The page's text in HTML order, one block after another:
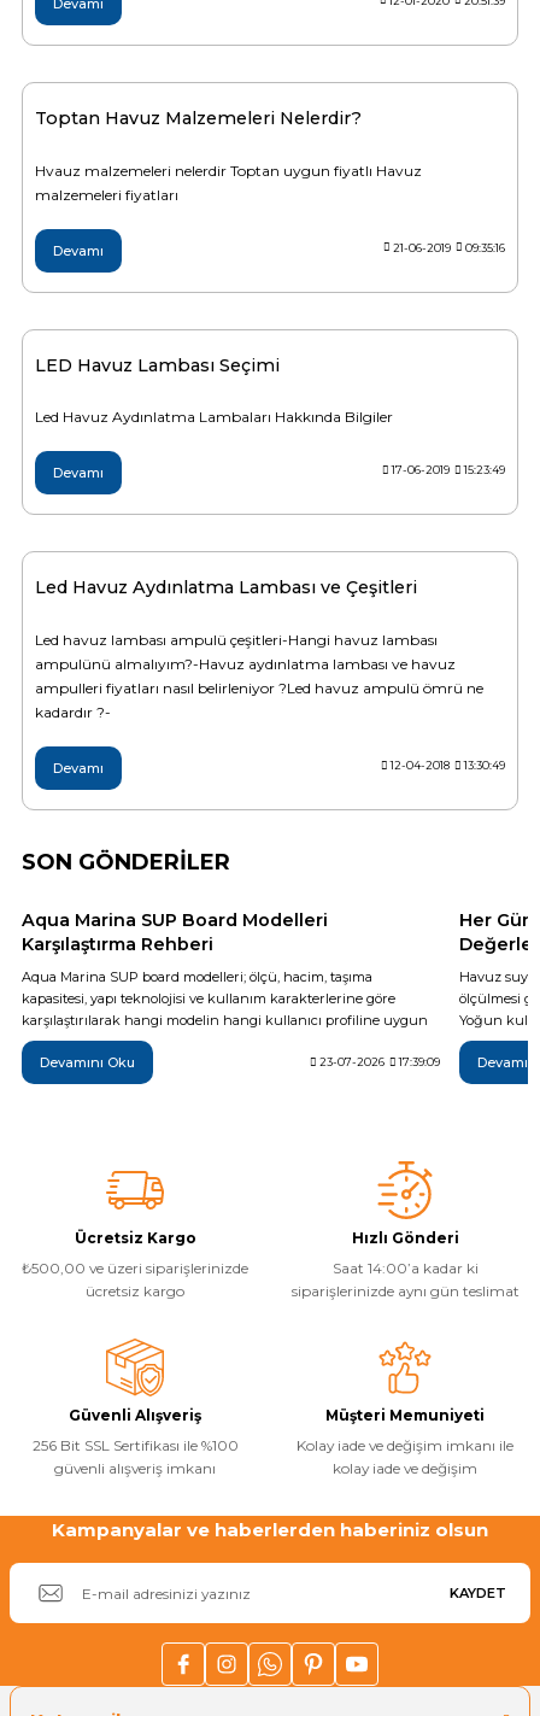
Havuz Pompa
Havuz
Jakuzi Sauna
Toptan Havuz Malzemeleri Nelerdir?
Hvauz malzemeleri nelerdir Toptan uygun fiyatlı Havuz
malzemeleri fiyatları
Devamı 21-06-2019 09:35:16
LED Havuz Lambası Seçimi
Led Havuz Aydınlatma Lambaları Hakkında Bilgiler
Devamı 17-06-2019 15:23:49
Led Havuz Aydınlatma Lambası ve Çeşitleri
Led havuz lambası ampulü çeşitleri-Hangi havuz lambası
ampulünü almalıyım?-Havuz aydınlatma lambası ve havuz
ampulleri fiyatları nasıl belirleniyor ?Led havuz ampulü ömrü ne
kadardır ?-
Devamı 12-04-2018 13:30:49
SON GÖNDERİLER
Aqua Marina SUP Board Modelleri
Karşılaştırma Rehberi
Aqua Marina SUP board modelleri; ölçü, hacim, taşıma
kapasitesi, yapı teknolojisi ve kullanım karakterlerine göre
karşılaştırılarak hangi modelin hangi kullanıcı profiline uygun
olduğu teknik verilerle açıklanıyor. Breeze, Vapor, Fusion,
Monster, Hyper, Coral, Nexus ve Flare modelleri arasındaki temel
farkları inceleyerek ihtiyaçlarınıza en uygun şişme SUP board'u
Devamını Oku 23-07-2026 17:39:09
Her
Havuz
ölçülmesi
Yoğun
da günlük
yöntemi,
sonrası
Ücretsiz Kargo
₺500,00 ve üzeri siparişlerinizde
ücretsiz kargo
Hızlı Gönderi
Saat 14:00’a kadar ki
siparişlerinizde aynı gün teslimat
Güvenli Alışveriş
256 Bit SSL Sertifikası ile %100
güvenli alışveriş imkanı
Müşteri Memuniyeti
Kolay iade ve değişim imkanı ile
kolay iade ve değişim
Kampanyalar ve haberlerden haberiniz olsun
KAYDET